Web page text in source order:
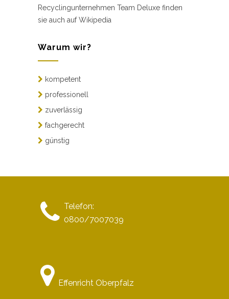
Recyclingunternehmen Team Deluxe finden
sie auch auf Wikipedia
Warum wir?
kompetent
professionell
zuverlässig
fachgerecht
günstig
Telefon:
0800/7007039
Effenricht Oberpfalz